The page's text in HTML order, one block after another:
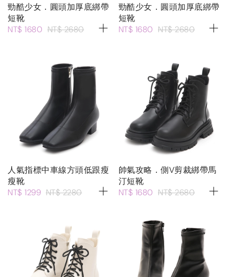
勁酷少女．圓頭加厚底綁帶
短靴
NT$ 1680 NT$ 2680
勁酷少女．圓頭加厚底綁帶
短靴
NT$ 1680 NT$ 2680
人氣指標中車線方頭低跟瘦
瘦靴
NT$ 1299 NT$ 2280
帥氣攻略．側V剪裁綁帶馬
汀短靴
NT$ 1680 NT$ 2680